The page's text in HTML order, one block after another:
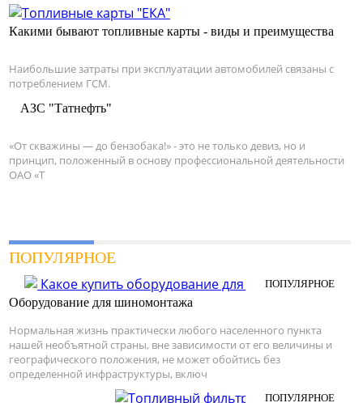
Какими бывают топливные карты - виды и преимущества
Наибольшие затраты при эксплуатации автомобилей связаны с
потреблением ГСМ.
АЗС "Татнефть"
«От скважины — до бензобака!» - это не только девиз, но и
принцип, положенный в основу профессиональной деятельности
ОАО «Т
ПОПУЛЯРНОЕ
Оборудование для шиномонтажа
Нормальная жизнь практически любого населенного пункта
нашей необъятной страны, вне зависимости от его величины и
географического положения, не может обойтись без
определенной инфраструктуры, включ